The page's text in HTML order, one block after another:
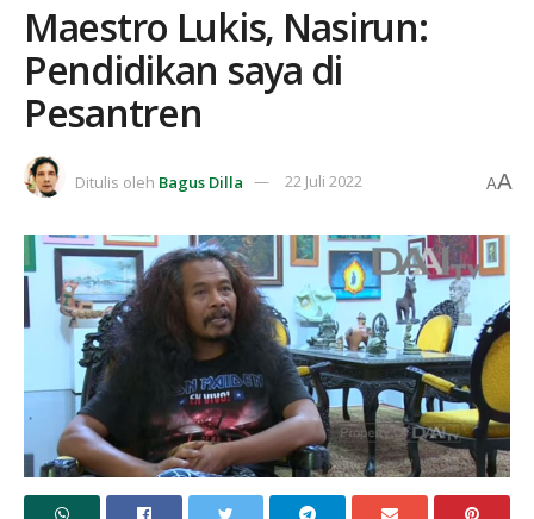
Maestro Lukis, Nasirun:
Pendidikan saya di
Pesantren
Ditulis oleh Bagus Dilla 22 Juli 2022 AA